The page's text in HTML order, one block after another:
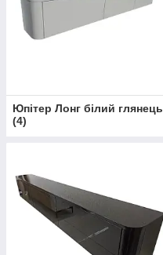
Юпітер Лонг білий глянець
(4)